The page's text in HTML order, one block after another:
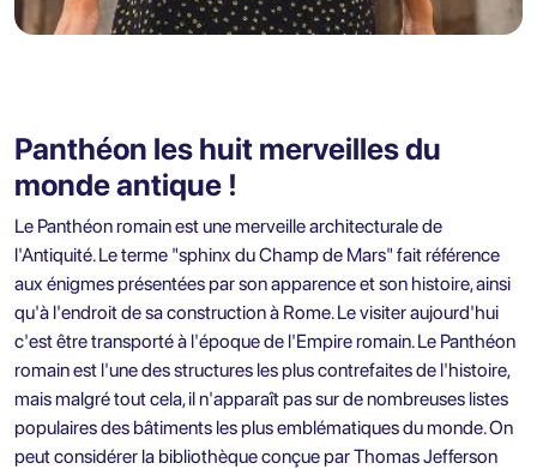
Panthéon les huit merveilles du
monde antique !
Le Panthéon romain est une merveille architecturale de
l'Antiquité. Le terme "sphinx du Champ de Mars" fait référence
aux énigmes présentées par son apparence et son histoire, ainsi
qu'à l'endroit de sa construction à Rome. Le visiter aujourd'hui
c'est être transporté à l'époque de l'Empire romain. Le Panthéon
romain est l'une des structures les plus contrefaites de l'histoire,
mais malgré tout cela, il n'apparaît pas sur de nombreuses listes
populaires des bâtiments les plus emblématiques du monde. On
peut considérer la bibliothèque conçue par Thomas Jefferson